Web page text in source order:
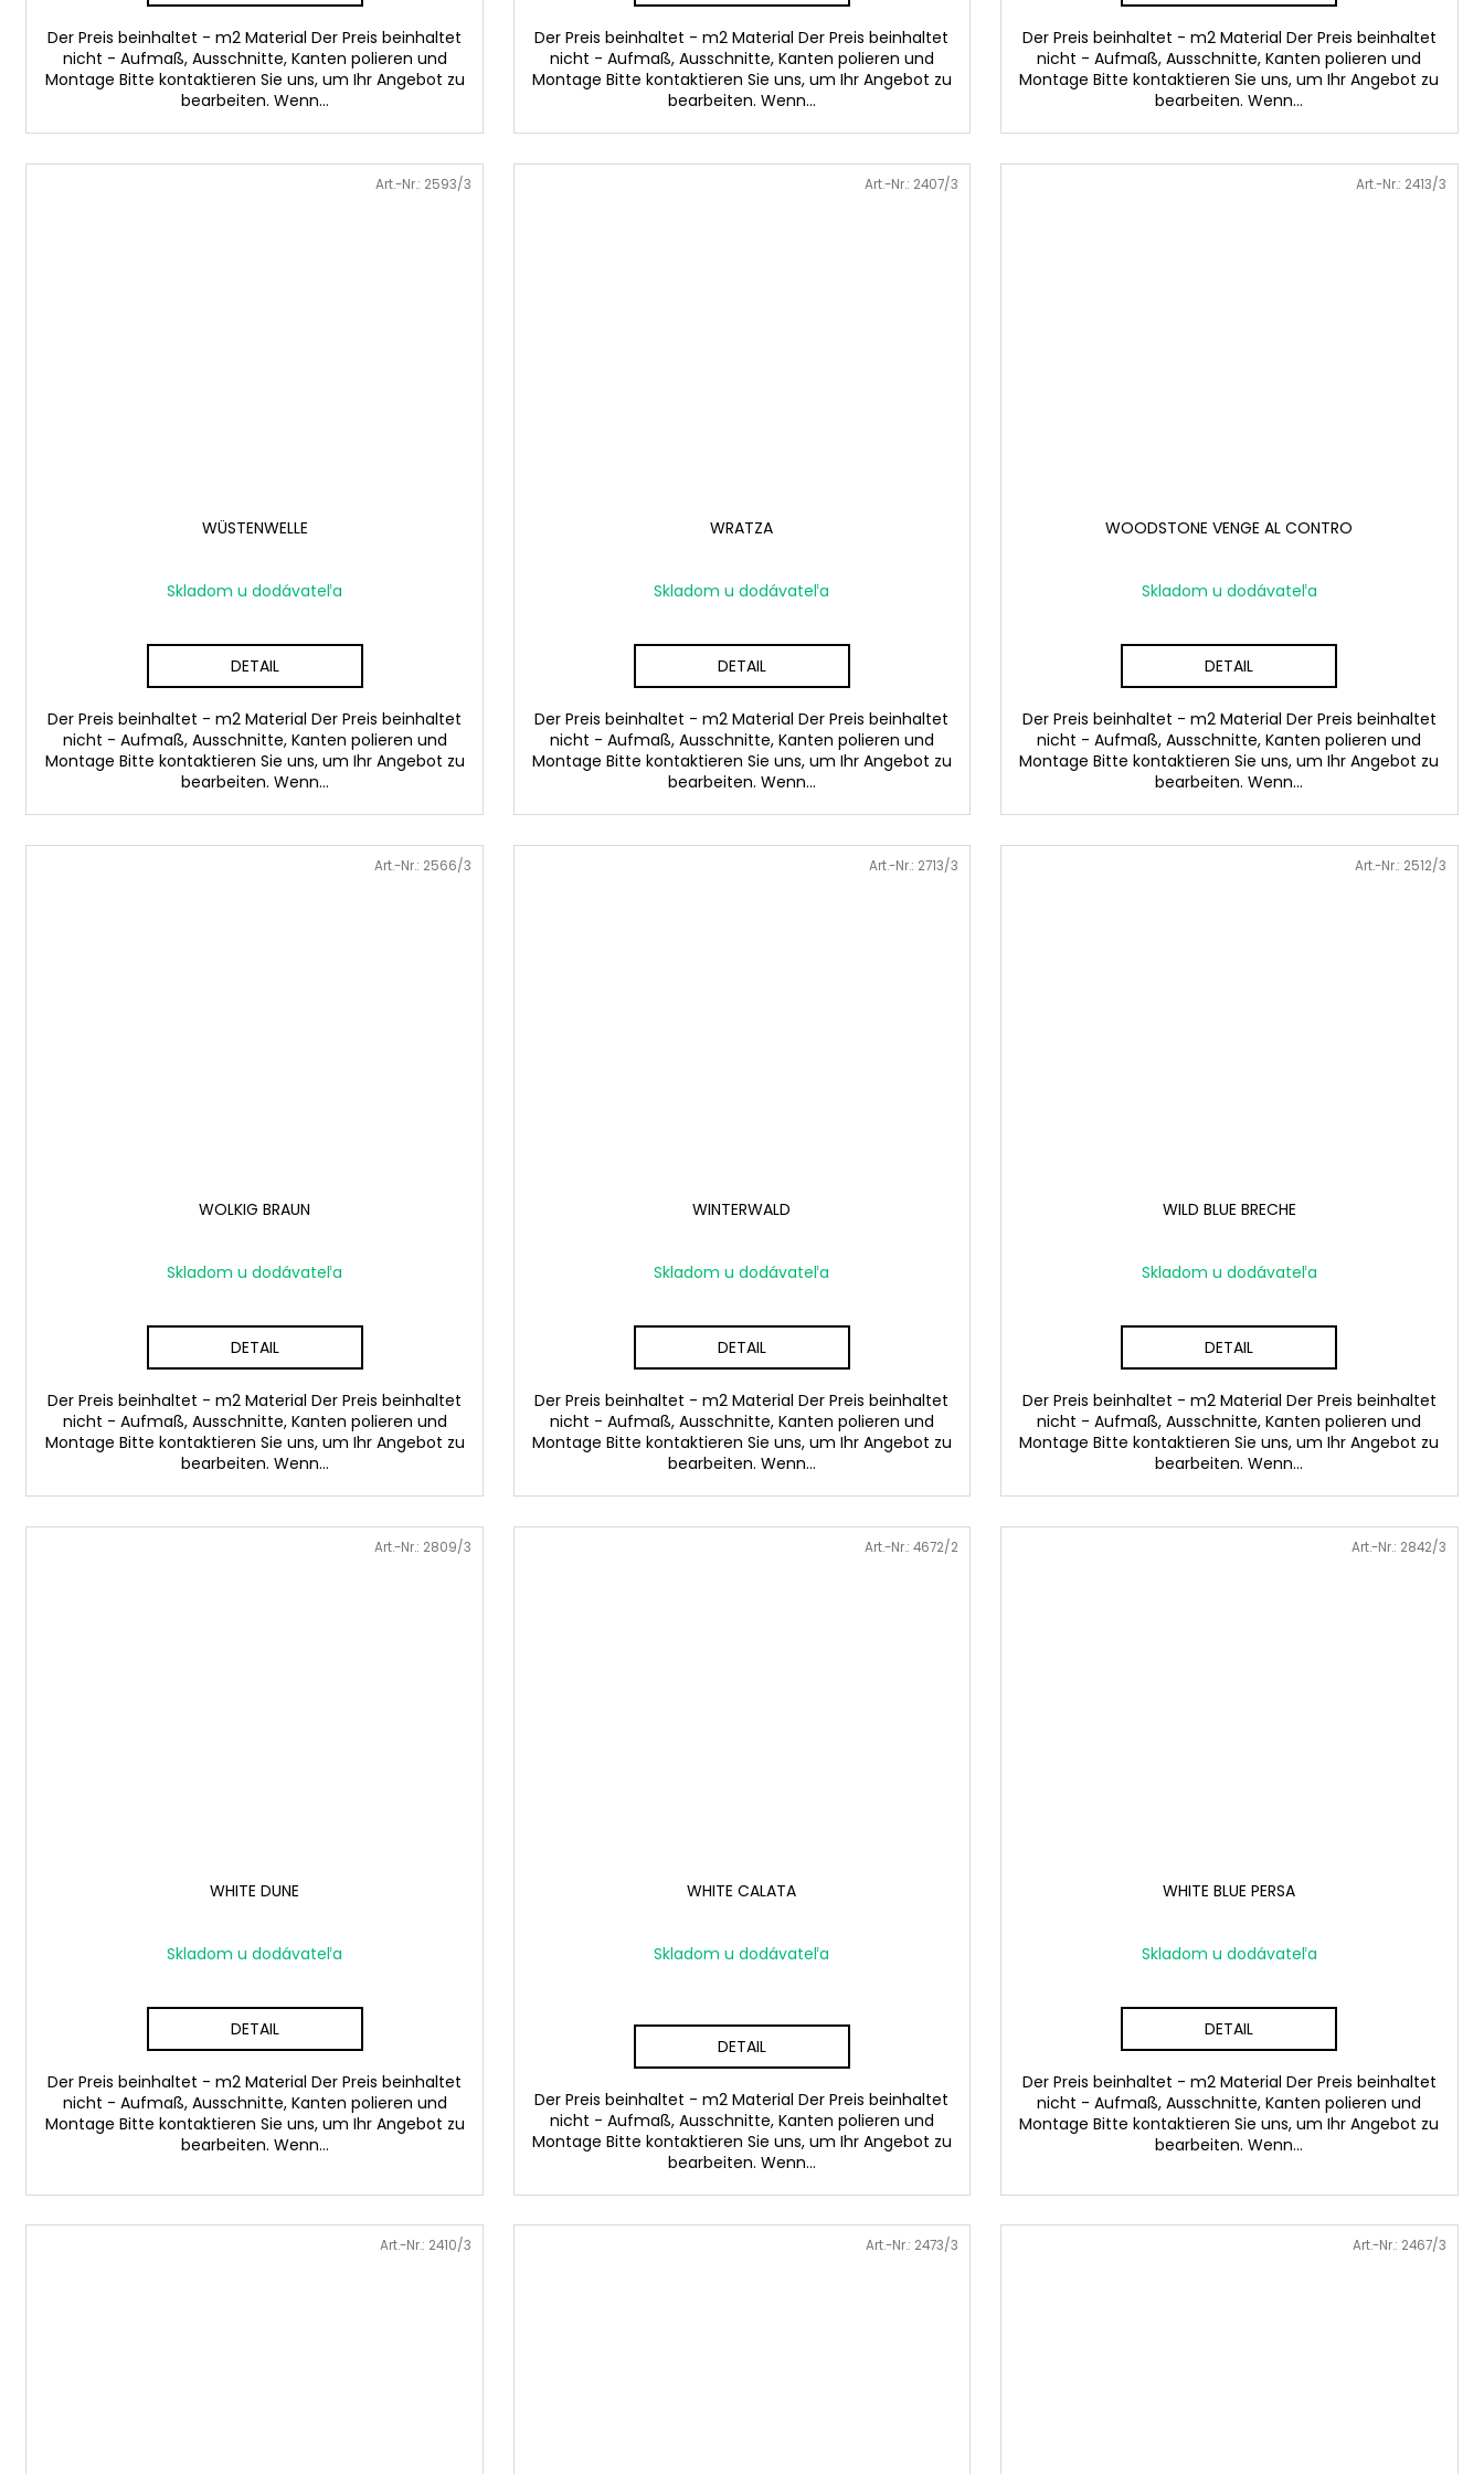
Der Preis beinhaltet - m2 Material Der Preis beinhaltet
nicht - Aufmaß, Ausschnitte, Kanten polieren und
Montage Bitte kontaktieren Sie uns, um Ihr Angebot zu
bearbeiten. Wenn...
Der Preis beinhaltet - m2 Material Der Preis beinhaltet
nicht - Aufmaß, Ausschnitte, Kanten polieren und
Montage Bitte kontaktieren Sie uns, um Ihr Angebot zu
bearbeiten. Wenn...
Der Preis beinhaltet - m2 Material Der Preis beinhaltet
nicht - Aufmaß, Ausschnitte, Kanten polieren und
Montage Bitte kontaktieren Sie uns, um Ihr Angebot zu
bearbeiten. Wenn...
WÜSTENWELLE
Skladom u dodávateľa
DETAIL
Der Preis beinhaltet - m2 Material Der Preis beinhaltet
nicht - Aufmaß, Ausschnitte, Kanten polieren und
Montage Bitte kontaktieren Sie uns, um Ihr Angebot zu
bearbeiten. Wenn...
Art.-Nr.: 2593/3
WRATZA
Skladom u dodávateľa
DETAIL
Der Preis beinhaltet - m2 Material Der Preis beinhaltet
nicht - Aufmaß, Ausschnitte, Kanten polieren und
Montage Bitte kontaktieren Sie uns, um Ihr Angebot zu
bearbeiten. Wenn...
Art.-Nr.: 2407/3
WOODSTONE VENGE AL CONTRO
Skladom u dodávateľa
DETAIL
Der Preis beinhaltet - m2 Material Der Preis beinhaltet
nicht - Aufmaß, Ausschnitte, Kanten polieren und
Montage Bitte kontaktieren Sie uns, um Ihr Angebot zu
bearbeiten. Wenn...
Art.-Nr.: 2413/3
WOLKIG BRAUN
Skladom u dodávateľa
DETAIL
Der Preis beinhaltet - m2 Material Der Preis beinhaltet
nicht - Aufmaß, Ausschnitte, Kanten polieren und
Montage Bitte kontaktieren Sie uns, um Ihr Angebot zu
bearbeiten. Wenn...
Art.-Nr.: 2566/3
WINTERWALD
Skladom u dodávateľa
DETAIL
Der Preis beinhaltet - m2 Material Der Preis beinhaltet
nicht - Aufmaß, Ausschnitte, Kanten polieren und
Montage Bitte kontaktieren Sie uns, um Ihr Angebot zu
bearbeiten. Wenn...
Art.-Nr.: 2713/3
WILD BLUE BRECHE
Skladom u dodávateľa
DETAIL
Der Preis beinhaltet - m2 Material Der Preis beinhaltet
nicht - Aufmaß, Ausschnitte, Kanten polieren und
Montage Bitte kontaktieren Sie uns, um Ihr Angebot zu
bearbeiten. Wenn...
Art.-Nr.: 2512/3
WHITE DUNE
Skladom u dodávateľa
DETAIL
Der Preis beinhaltet - m2 Material Der Preis beinhaltet
nicht - Aufmaß, Ausschnitte, Kanten polieren und
Montage Bitte kontaktieren Sie uns, um Ihr Angebot zu
bearbeiten. Wenn...
Art.-Nr.: 2809/3
WHITE CALATA
Skladom u dodávateľa
DETAIL
Der Preis beinhaltet - m2 Material Der Preis beinhaltet
nicht - Aufmaß, Ausschnitte, Kanten polieren und
Montage Bitte kontaktieren Sie uns, um Ihr Angebot zu
bearbeiten. Wenn...
Art.-Nr.:4672/2
WHITE BLUE PERSA
Skladom u dodávateľa
DETAIL
Der Preis beinhaltet - m2 Material Der Preis beinhaltet
nicht - Aufmaß, Ausschnitte, Kanten polieren und
Montage Bitte kontaktieren Sie uns, um Ihr Angebot zu
bearbeiten. Wenn...
Art.-Nr.: 2842/3
Art.-Nr.: 2410/3 Art.-Nr.: 2473/3 Art.-Nr.: 2467/3